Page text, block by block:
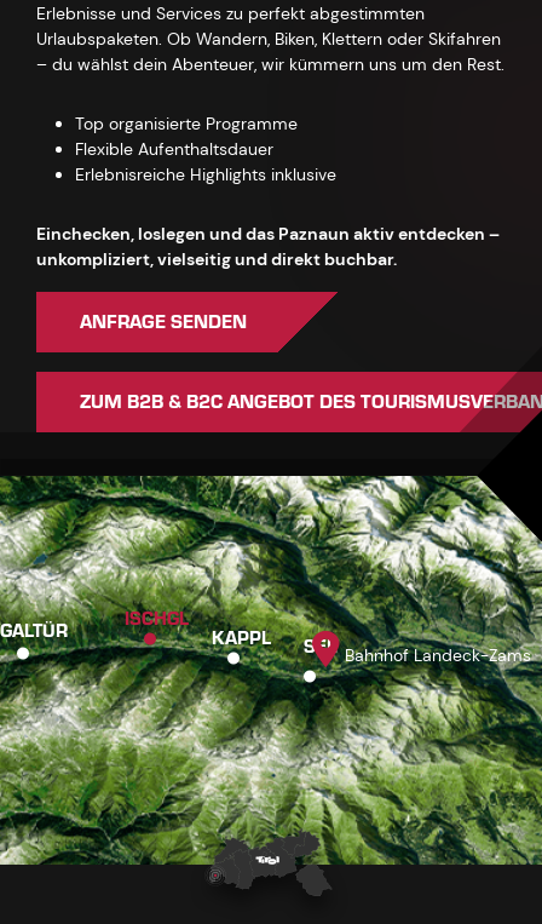
Erlebnisse und Services zu perfekt abgestimmten
Urlaubspaketen. Ob Wandern, Biken, Klettern oder Skifahren
– du wählst dein Abenteuer, wir kümmern uns um den Rest.
Top organisierte Programme
Flexible Aufenthaltsdauer
Erlebnisreiche Highlights inklusive
Einchecken, loslegen und das Paznaun aktiv entdecken –
unkompliziert, vielseitig und direkt buchbar.
ANFRAGE SENDEN
ZUM B2B & B2C ANGEBOT DES
GALTÜR ISCHGL
KAPPL SEE Bahnhof Landeck-Zams